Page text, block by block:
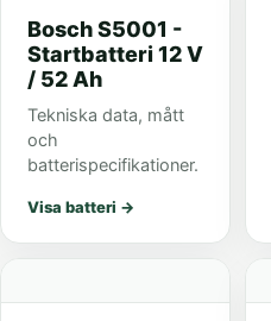
Bosch S5001 -
Startbatteri 12 V
/ 52 Ah
Tekniska data, mått
och
batterispecifikationer.
Visa batteri →